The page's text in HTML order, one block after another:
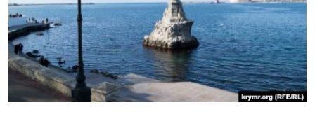
BLOGLAR
FİKİR
Русский
Українською